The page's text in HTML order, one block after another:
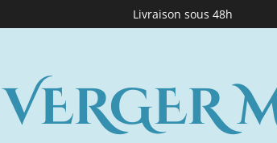
Livraison sous 48h
VERGER